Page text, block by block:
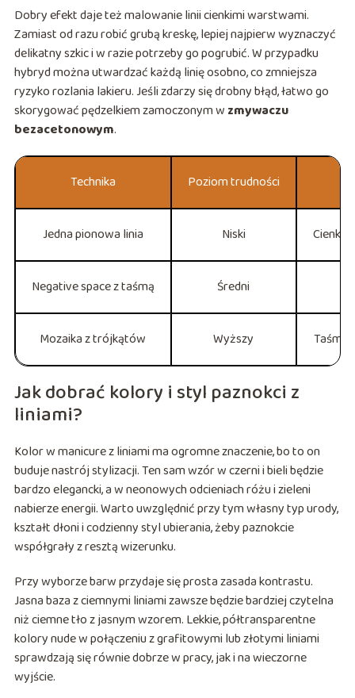
Dobry efekt daje też malowanie linii cienkimi warstwami.
Zamiast od razu robić grubą kreskę, lepiej najpierw wyznaczyć
delikatny szkic i w razie potrzeby go pogrubić. W przypadku
hybryd można utwardzać każdą linię osobno, co zmniejsza
ryzyko rozlania lakieru. Jeśli zdarzy się drobny błąd, łatwo go
skorygować pędzelkiem zamoczonym w zmywaczu
bezacetonowym.
Technika Poziom trudności
Jedna pionowa linia Niski Cienki
Negative space z taśmą Średni
Mozaika z trójkątów Wyższy
Jak dobrać kolory i styl paznokci z
liniami?
Kolor w manicure z liniami ma ogromne znaczenie, bo to on
buduje nastrój stylizacji. Ten sam wzór w czerni i bieli będzie
bardzo elegancki, a w neonowych odcieniach różu i zieleni
nabierze energii. Warto uwzględnić przy tym własny typ urody,
kształt dłoni i codzienny styl ubierania, żeby paznokcie
współgrały z resztą wizerunku.
Przy wyborze barw przydaje się prosta zasada kontrastu.
Jasna baza z ciemnymi liniami zawsze będzie bardziej czytelna
niż ciemne tło z jasnym wzorem. Lekkie, półtransparentne
kolory nude w połączeniu z grafitowymi lub złotymi liniami
sprawdzają się równie dobrze w pracy, jak i na wieczorne
wyjście.